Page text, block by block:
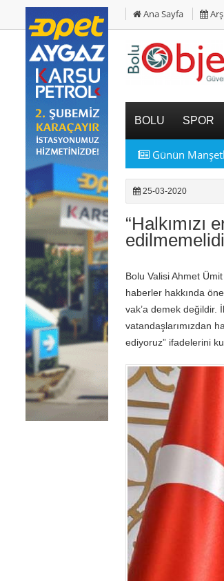
Ana Sayfa
BOLU SPOR
Günün
25-03-2020
Bolu Valisi Ahmet
haberler hakkında
vak’a demek
vatandaşlarımızdan
ediyoruz” ifadelerini